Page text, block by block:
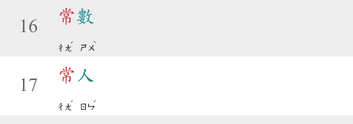
16
常數
ㄔㄤ
ˊ
ㄕㄨ
ˋ
17
常 人
ㄔㄤ
ˊ
ㄖㄣ
ˊ